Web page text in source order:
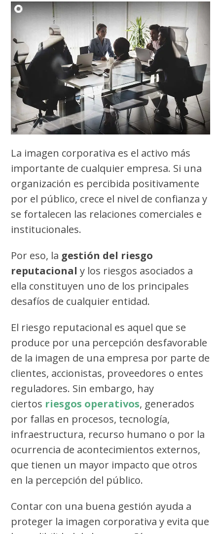
La imagen corporativa es el activo más
importante de cualquier empresa. Si una
organización es percibida positivamente
por el público, crece el nivel de confianza y
se fortalecen las relaciones comerciales e
institucionales.
Por eso, la gestión del riesgo
reputacional y los riesgos asociados a
ella constituyen uno de los principales
desafíos de cualquier entidad.
El riesgo reputacional es aquel que se
produce por una percepción desfavorable
de la imagen de una empresa por parte de
clientes, accionistas, proveedores o entes
reguladores. Sin embargo, hay
ciertos riesgos operativos, generados
por fallas en procesos, tecnología,
infraestructura, recurso humano o por la
ocurrencia de acontecimientos externos,
que tienen un mayor impacto que otros
en la percepción del público.
Contar con una buena gestión ayuda a
proteger la imagen corporativa y evita que